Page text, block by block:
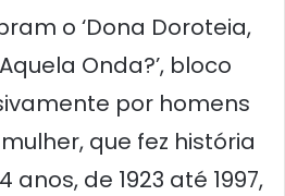
o ‘Dona Doroteia,
Onda?’, bloco
por homens
que fez história
de 1923 até 1997,